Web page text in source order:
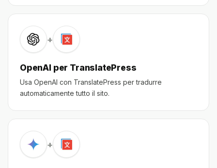
+
OpenAI per TranslatePress
Usa OpenAI con TranslatePress per tradurre
automaticamente tutto il sito.
+